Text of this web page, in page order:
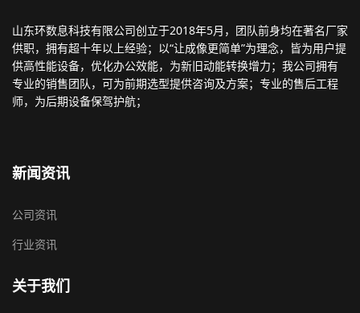
山东环数息科技有限公司创立于2018年5月，团队前身均在著名厂家
供职，拥有超十年以上经验；以“让成像更简单”为理念，皆为用户提
供高性能设备，优化办公效能，为新旧动能转换增力；我公司拥有
专业的销售团队，可为前期选型提供咨询及方案；专业的售后工程
师，为后期设备保驾护航；
新闻资讯
公司资讯
行业资讯
关于我们